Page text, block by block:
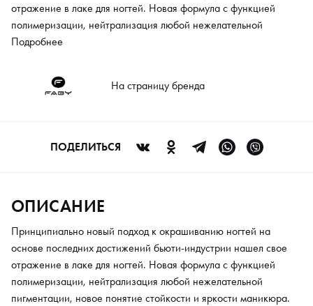
отражение в лаке для ногтей. Новая формула с функцией
полимеризации, нейтрализация любой нежелательной
пигментации, новое понятие стойкости и яркости маникюра.
безопасность ногтям. В составе полностью отсутствует
формальдегид, парабены и свинец. Эргономичный дизайн
экономичным.
Подробнее
На страницу бренда
ПОДЕЛИТЬСЯ
ОПИСАНИЕ
Принципиально новый подход к окрашиванию ногтей на
основе последних достижений бьюти-индустрии нашел свое
отражение в лаке для ногтей. Новая формула с функцией
полимеризации, нейтрализация любой нежелательной
пигментации, новое понятие стойкости и яркости маникюра.